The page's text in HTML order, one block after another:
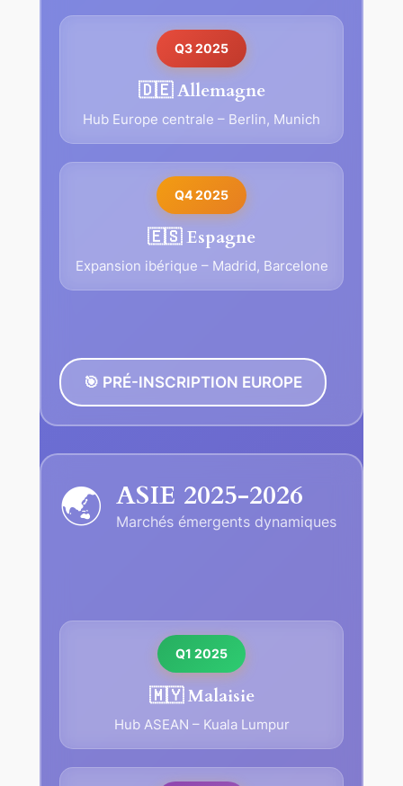
Q3 2025
🇩🇪 Allemagne
Hub Europe centrale – Berlin, Munich
Q4 2025
🇪🇸 Espagne
Expansion ibérique – Madrid, Barcelone
🎯 PRÉ-INSCRIPTION EUROPE
🌏 ASIE 2025-2026
Marchés émergents dynamiques
Q1 2025
🇲🇾 Malaisie
Hub ASEAN – Kuala Lumpur